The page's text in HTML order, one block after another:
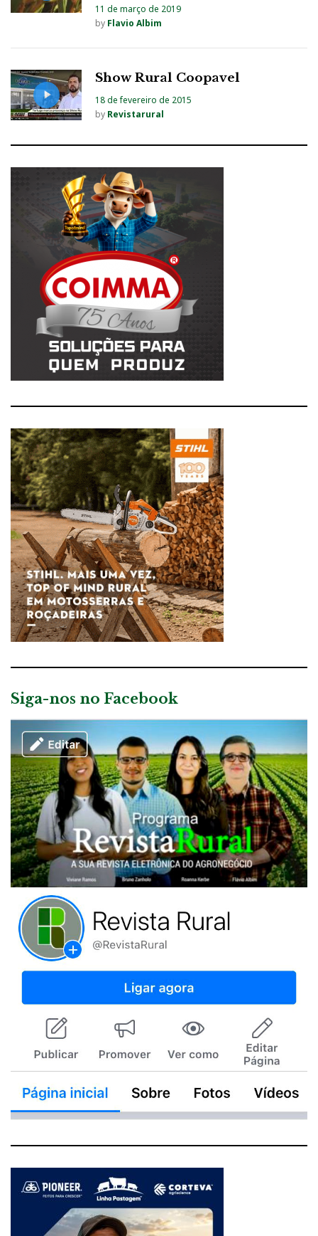
11 de março de 2019
by Flavio Albim
Show Rural Coopavel
18 de fevereiro de 2015
by Revistarural
Siga-nos no Facebook